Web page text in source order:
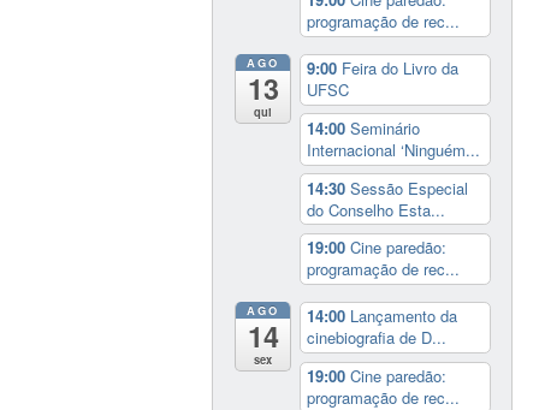
programação de rec...
AGO
13
qui
9:00 Feira do Livro da
UFSC
14:00Seminário
Internacional ‘Ninguém...
14:30Sessão Especial
do Conselho Esta...
19:00Cine paredão:
programação de rec...
AGO
14
sex
14:00 Lançamento da
cinebiografia de D...
19:00Cine paredão:
programação de rec...